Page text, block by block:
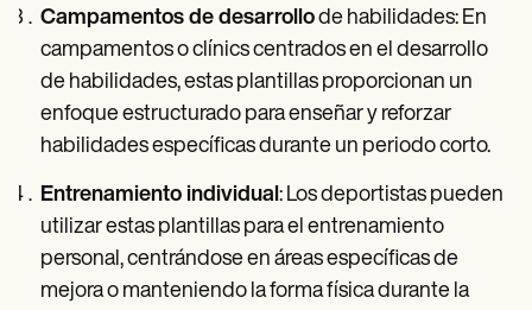
Campamentos de desarrollode habilidades: En
campamentos o clínics centrados en el desarrollo
de habilidades, estas plantillas proporcionan un
enfoque estructurado para enseñar y reforzar
habilidades específicas durante un periodo corto.
Entrenamiento individual : Los deportistas pueden
utilizar estas plantillas para el entrenamiento
personal, centrándose en áreas específicas de
mejora o manteniendo la forma física durante la